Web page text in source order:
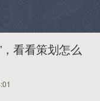
看看策划怎么